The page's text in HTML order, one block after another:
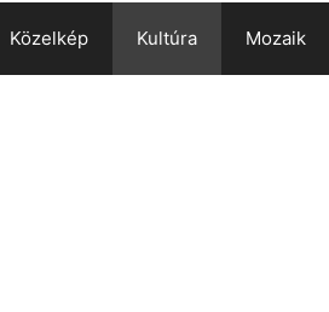
Közelkép Kultúra Mozaik